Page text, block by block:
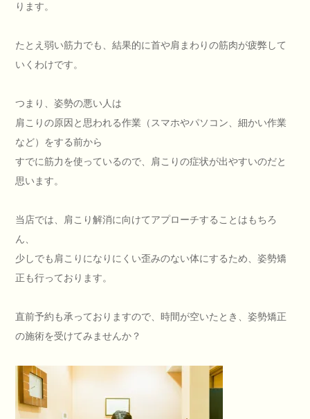
ります。
たとえ弱い筋力でも、結果的に首や肩まわりの筋肉が疲弊して
いくわけです。
つまり、姿勢の悪い人は
肩こりの原因と思われる作業（スマホやパソコン、細かい作業
など）をする前から
すでに筋力を使っているので、肩こりの症状が出やすいのだと
思います。
当店では、肩こり解消に向けてアプローチすることはもちろ
ん、
少しでも肩こりになりにくい歪みのない体にするため、姿勢矯
正も行っております。
直前予約も承っておりますので、時間が空いたとき、姿勢矯正
の施術を受けてみませんか？